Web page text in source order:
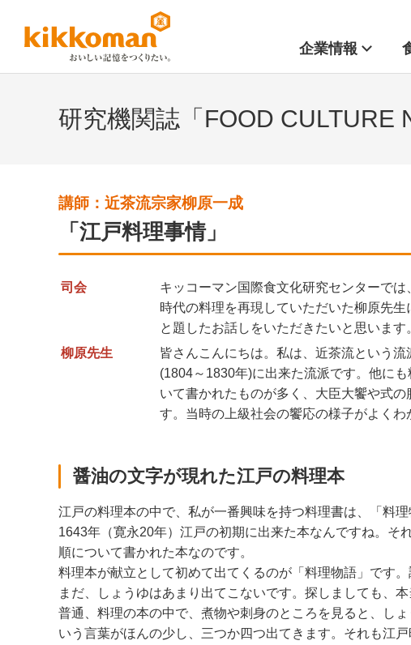
企業情報
研究機関誌「FOOD CULTURE
講師：近茶流宗家柳原一成
「江戸料理事情」
司会
キッコーマン国際食文化研究センターで
時代の料理を再現していただいた柳原先
と題したお話しをいただきたいと思います
柳原先生
皆さんこんにちは。私は、近茶流という
(1804～1830年)に出来た流派です。他に
いて書かれたものが多く、大臣大饗や式
す。当時の上級社会の饗応の様子がよくわ
醤油の文字が現れた江戸の料理本
江戸の料理本の中で、私が一番興味を持つ料理書は、「料理
1643年（寛永20年）江戸の初期に出来た本なんですね。
順について書かれた本なのです。
料理本が献立として初めて出てくるのが「料理物語」です
まだ、しょうゆはあまり出てこないです。探しましても、
普通、料理の本の中で、煮物や刺身のところを見ると、し
いう言葉がほんの少し、三つか四つ出てきます。それも江